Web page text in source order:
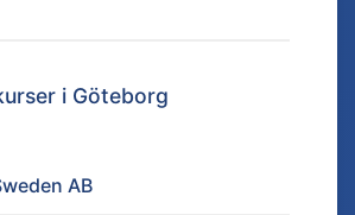
i Göteborg
AB